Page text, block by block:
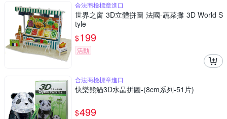
合法商檢標章進口
世界之窗 3D立體拼圖 法國-蔬菜攤 3D World S
tyle
$199
活動
合法商檢標章進口
快樂熊貓3D水晶拼圖-(8cm系列-51片)
$499